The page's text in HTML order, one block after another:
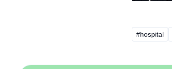
#hospital